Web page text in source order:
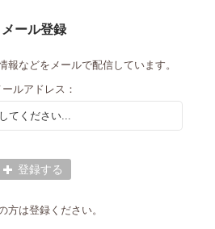
メール登録
報などをメールで配信しています。
ールアドレス：
方は登録ください。